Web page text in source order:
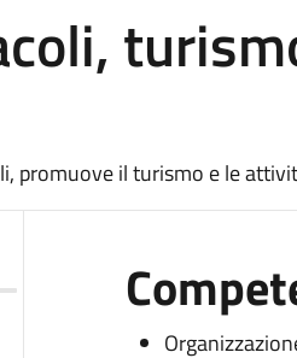
promuove il turismo e le